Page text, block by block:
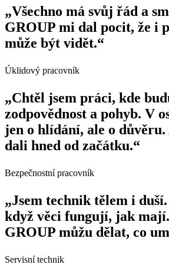
„Všechno má svůj řád a
GROUP mi dal pocit, že i
může být vidět.“
Úklidový pracovník
„Chtěl jsem práci, kde
zodpovědnost a pohyb. V
jen o hlídání, ale o
dali hned od začátku.“
Bezpečnostní pracovník
„Jsem technik tělem i
když věci fungují, jak
GROUP můžu dělat, co
Servisní technik